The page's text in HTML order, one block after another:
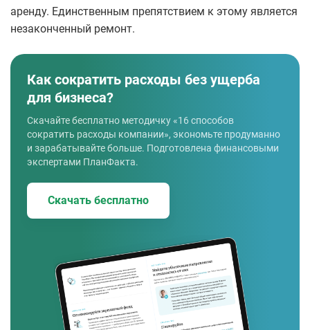
аренду. Единственным препятствием к этому является
незаконченный ремонт.
Как сократить расходы без ущерба
для бизнеса?
Скачайте бесплатно методичку «16 способов
сократить расходы компании», экономьте продуманно
и зарабатывайте больше. Подготовлена финансовыми
экспертами ПланФакта.
Скачать бесплатно